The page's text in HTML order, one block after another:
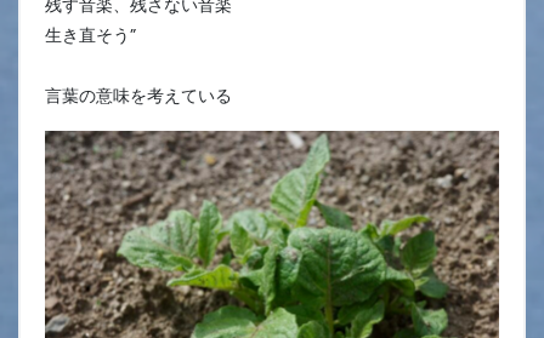
生き直そう”
言葉の意味を考えている